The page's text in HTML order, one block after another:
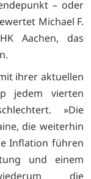
– oder
Michael F.
Aachen, das
ihrer aktuellen
jedem vierten
»Die
die weiterhin
Inflation führen
und einem
die